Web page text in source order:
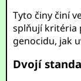
Tyto činy činí
splňují kritéria
genocidu, jak
Dvojí